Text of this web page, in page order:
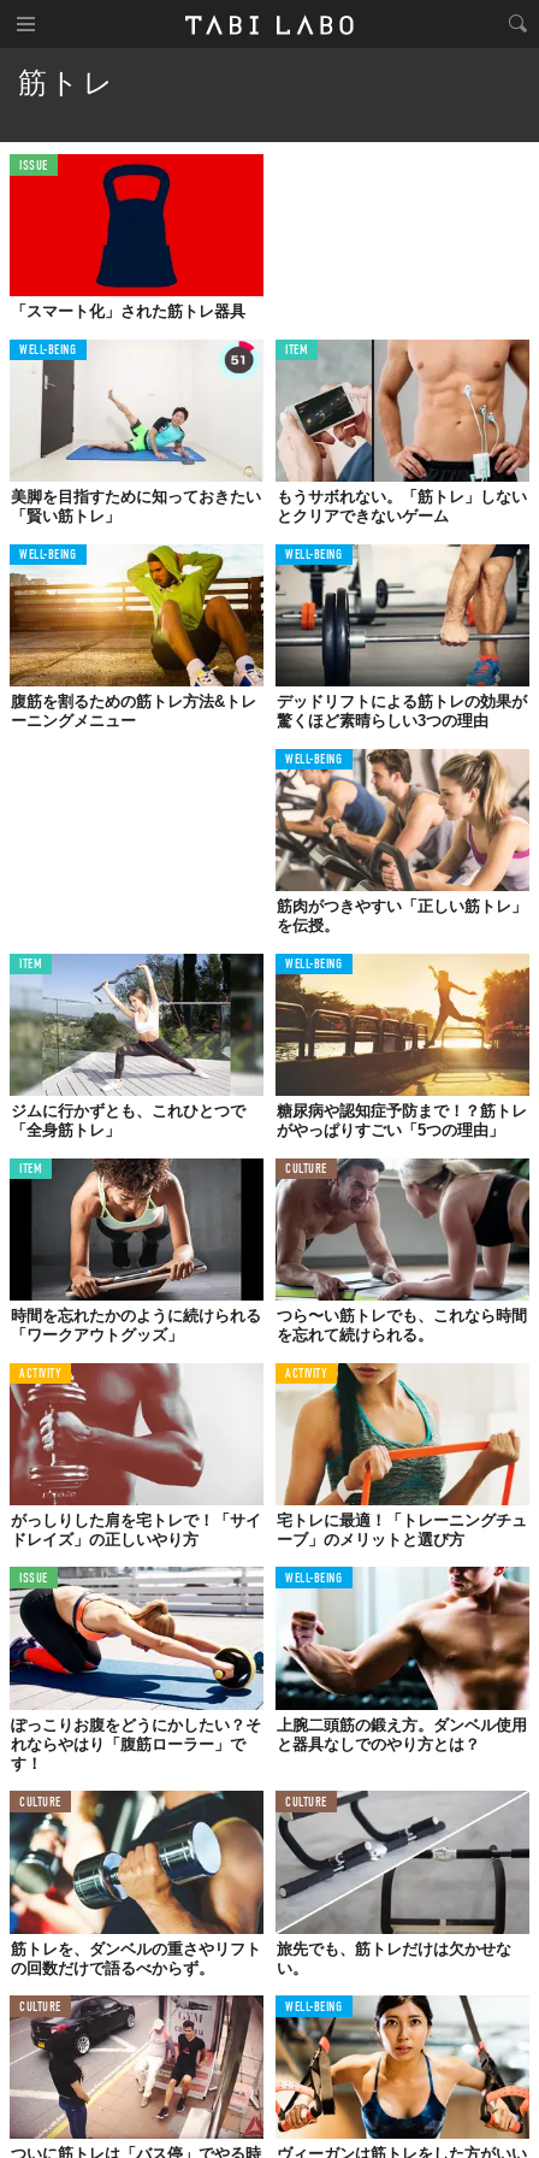
筋トレ
ISSUE
「スマート化」された筋トレ器具
WELL-BEING
美脚を目指すために知っておきたい
「賢い筋トレ」
ITEM
もうサボれない。「筋トレ」しない
とクリアできないゲーム
WELL-BEING
腹筋を割るための筋トレ方法&トレ
ーニングメニュー
WELL-BEING
デッドリフトによる筋トレの効果が
驚くほど素晴らしい3つの理由
WELL-BEING
筋肉がつきやすい「正しい筋トレ」
を伝授。
ITEM
ジムに行かずとも、これひとつで
「全身筋トレ」
WELL-BEING
糖尿病や認知症予防まで！？筋トレ
がやっぱりすごい「5つの理由」
ITEM
時間を忘れたかのように続けられる
「ワークアウトグッズ」
CULTURE
つら〜い筋トレでも、これなら時間
を忘れて続けられる。
ACTIVITY
がっしりした肩を宅トレで！「サイ
ドレイズ」の正しいやり方
ACTIVITY
宅トレに最適！「トレーニングチュ
ーブ」のメリットと選び方
ISSUE
ぽっこりお腹をどうにかしたい？そ
れならやはり「腹筋ローラー」で
す！
WELL-BEING
上腕二頭筋の鍛え方。ダンベル使用
と器具なしでのやり方とは？
CULTURE
筋トレを、ダンベルの重さやリフト
の回数だけで語るべからず。
CULTURE
旅先でも、筋トレだけは欠かせな
い。
CULTURE
ついに筋トレは「バス停」でやる時
WELL-BEING
ヴィーガンは筋トレをした方がいい